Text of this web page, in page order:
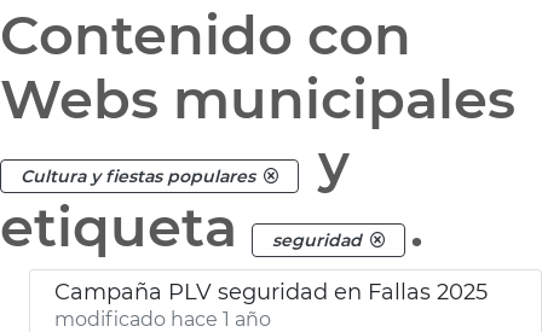
Contenido con
Webs municipales
Cultura y fiestas populares
y
etiqueta
seguridad .
Campaña PLV seguridad en Fallas 2025
modificado hace 1 año